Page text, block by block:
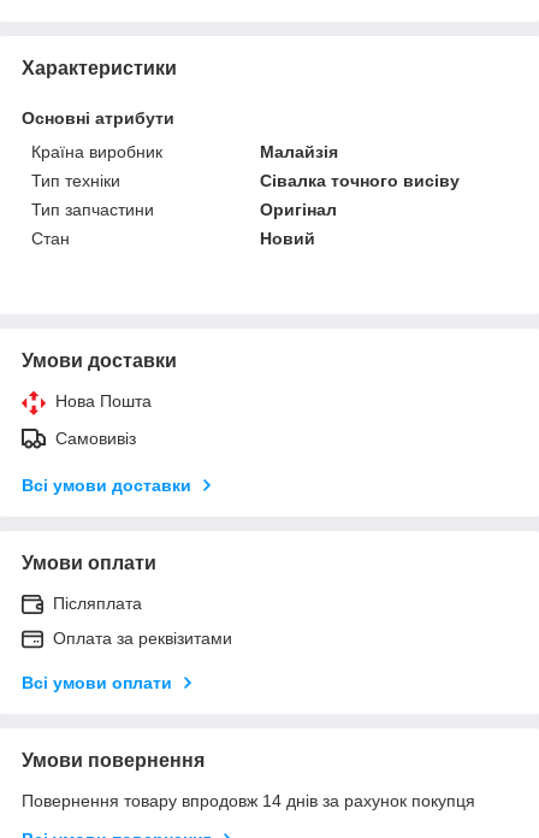
Характеристики
Основні атрибути
Країна виробник
Малайзія
Тип техніки
Сівалка точного висіву
Тип запчастини
Оригінал
Стан
Новий
Умови доставки
Нова Пошта
Самовивіз
Всі умови доставки
Умови оплати
Післяплата
Оплата за реквізитами
Всі умови оплати
Умови повернення
Повернення товару впродовж 14 днів за рахунок покупця